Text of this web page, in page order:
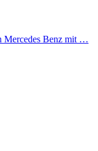
Mercedes Benz mit …